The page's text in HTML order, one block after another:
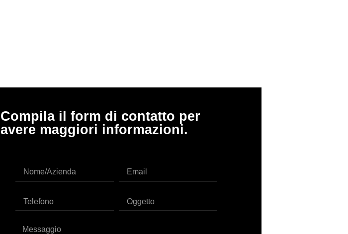
Compila il form di contatto per
avere maggiori informazioni.